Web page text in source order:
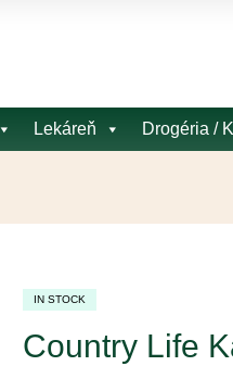
Lekáreň Drogéria /
IN STOCK
Country Life